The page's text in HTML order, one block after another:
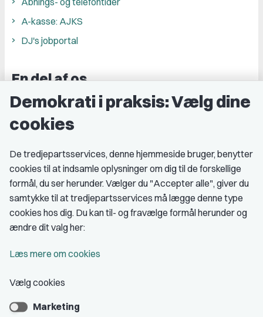
A-kasse: AJKS
DJ's jobportal
En del af os
Grupper og kredse
Studenterorganisationer
Medlemskab
Fordele som medlem
Kontingent
Bliv medlem
Demokrati i praksis: Vælg dine
cookies
De tredjepartsservices, denne hjemmeside bruger, benytter
cookies til at indsamle oplysninger om dig til de forskellige
formål, du ser herunder. Vælger du "Accepter alle", giver du
samtykke til at tredjepartsservices må lægge denne type
cookies hos dig. Du kan til- og fravælge formål herunder og
ændre dit valg her:
Læs mere om cookies
Vælg cookies
Marketing